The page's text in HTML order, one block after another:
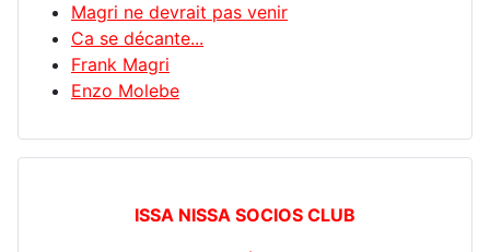
Magri ne devrait pas venir
Ca se décante...
Frank Magri
Enzo Molebe
ISSA NISSA SOCIOS CLUB